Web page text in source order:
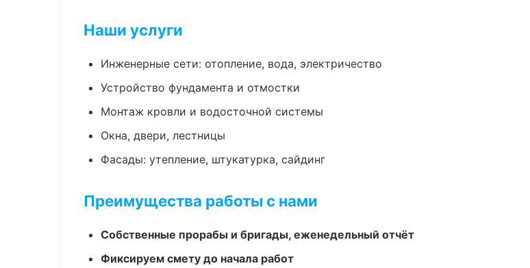
Наши услуги
Инженерные сети: отопление, вода, электричество
Устройство фундамента и отмостки
Монтаж кровли и водосточной системы
Окна, двери, лестницы
Фасады: утепление, штукатурка, сайдинг
Преимущества работы с нами
Собственные прорабы и бригады, еженедельный отчёт
Фиксируем смету до начала работ